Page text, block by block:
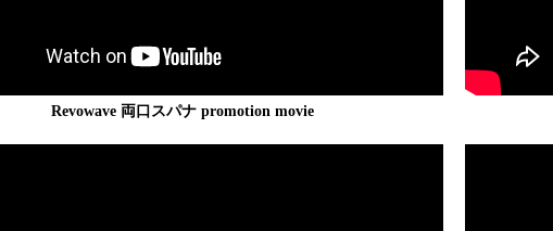
Revowave 両口スパナ promotion movie